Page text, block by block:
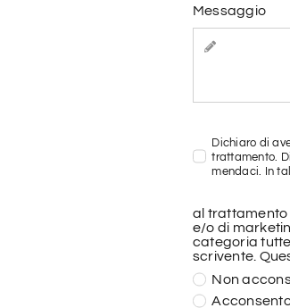
Messaggio
Dichiaro di
trattamento.
mendaci. In
al trattamento
e/o di
categoria
scrivente.
Non